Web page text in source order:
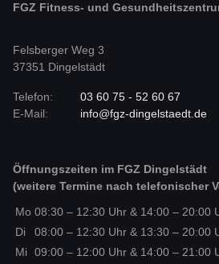
FGZ Fitness- und
Felsberger Weg 3
37351 Dingelstädt
Telefon:
03 60 75 - 52 60 67
E-Mail:
info@fgz-dingelstaedt.de
Öffnungszeiten im FGZ Dingelstädt
(weitere Termine nach telefonischer
Mo 08:30 – 12:30 Uhr & 14:00 – 20:00
Di
08:00 – 12:30 Uhr & 13:30 – 20:00
Mi
09:00 – 12:00 Uhr & 14:00 – 21:00